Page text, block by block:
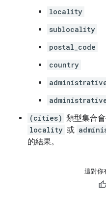
locality
sublocality
postal_code
country
(cities) 類型集合
locality 或
的結果。
這對你